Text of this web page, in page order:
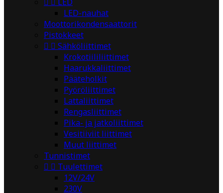
LED-nauhat
Moottorikondensaattorit
Pistokkeet
  Sähköliittimet
Krokotiililiittimet
Haarukkaliittimet
Pääteholkit
Pyöröliittimet
Lattaliittimet
Rengasliittimet
Pika- ja jatkoliittimet
Vesitiiviit liittimet
Muut liittimet
Tunnistimet
  Tuulettimet
12V/24V
230V